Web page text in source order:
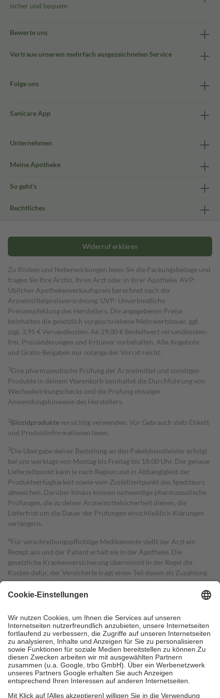
sicher und bequem
Bewerte uns
Vertraue unserem mehrfach ausgezeichneten Service
Folge uns
Sanicare App
Unternehmen
Meine Apotheke
So geht's
Rechtliches
Widerruf erklären
Zu Risiken und Nebenwirkungen lesen Sie die Packungsbeilage und
fragen Sie Ihre Ärztin, Ihren Arzt oder in Ihrer Apotheke. AVP:
Üblicher Apothekenverkaufspreis berechnet nach der
Arzneimittelpreisverordnung. UVP: Unverbindliche
Preisempfehlung des Herstellers. Die angegebenen Preise
beinhalten die gesetzlich vorgeschriebene Mehrwertsteuer, ggf.
zzgl. 3,95 € Versandkosten. Ab 29,00 € Bestell­wert versand­kosten­
frei. Preisänderungen und Irrtümer vorbehalten. Alle Angebote
und Gratis-Beigaben nur solange der Vorrat reicht.
1 Eine pharmazeutische Prüfung der Arzneimittel und sonstigen
Produkte in deinem Warenkorb beinhaltet die Durchführung von
Wechselwirkungschecks und die Prüfung etwaiger
Anwendungshinweise des Herstellers.
2Biozidproduktevorsichtig verwenden. Vor Gebrauch stets Etikett
und Produktinformationen lesen.
3Die Übergabe deiner Bestellung an den Paketdienstleister erfolgt
bei uns werktags von Montag bis Freitag bis 18:00 Uhr. Der genaue
Lieferzeitpunkt kann je nach Region und in Abhängigkeit der
Produktverfügbarkeit sowie vom Zustellzeitpunkt des Spediteurs
abweichen. Darüber hinaus können notwendige pharmazeutische
Prüfungen, die zu deiner Arzneimittelsicherheit dienen, die
Lieferfrist um die Dauer der Prüfungen einschließlich Klärungen
verlängern.
4Für verschreibungspflichtige Medikamente stellt der Arzt ein
Rezept aus und der Patient erhält sie in der Apotheke. Die
gesetzliche Krankenversicherung übernimmt in der Regel die
Kosten dafür, der Versicherte trägt einen Teil davon als Zuzahlung
mit.
Grundsätzlich leisten Mitglieder Zuzahlungen in Höhe von zehn
höchstens zehn Euro.
Es sind jedoch nie mehr als die tatsächlichen
Kosten der Leistung zu entrichten.
Diese Regeln gelten grundsätzlich auch für Online-Apotheken.
Bei Heilmitteln und häuslicher Krankenpflege beträgt die
Zuzahlung zehn Prozent der Kosten sowie zehn Euro je
Verordnung.
Um das Engagement der Versicherten für ihre eigene Gesundheit zu
stärken und die besondere Stellung der Familie zu unterstützen,